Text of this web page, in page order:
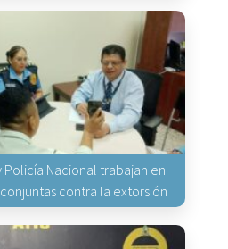
Policía Nacional trabajan en
contra la extorsión